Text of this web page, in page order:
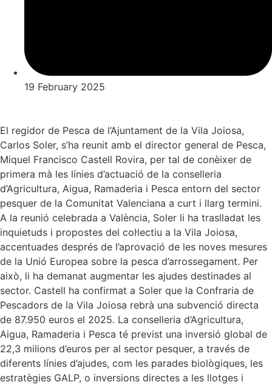
19 February 2025
El regidor de Pesca de l’Ajuntament de la Vila Joiosa,
Carlos Soler, s’ha reunit amb el director general de Pesca,
Miquel Francisco Castell Rovira, per tal de conèixer de
primera mà les línies d’actuació de la conselleria
d’Agricultura, Aigua, Ramaderia i Pesca entorn del sector
pesquer de la Comunitat Valenciana a curt i llarg termini.
A la reunió celebrada a València, Soler li ha traslladat les
inquietuds i propostes del col·lectiu a la Vila Joiosa,
accentuades després de l’aprovació de les noves mesures
de la Unió Europea sobre la pesca d’arrossegament. Per
això, li ha demanat augmentar les ajudes destinades al
sector. Castell ha confirmat a Soler que la Confraria de
Pescadors de la Vila Joiosa rebrà una subvenció directa
de 87.950 euros el 2025. La conselleria d’Agricultura,
Aigua, Ramaderia i Pesca té previst una inversió global de
22,3 milions d’euros per al sector pesquer, a través de
diferents línies d’ajudes, com les parades biològiques, les
estratègies GALP, o inversions directes a les llotges i